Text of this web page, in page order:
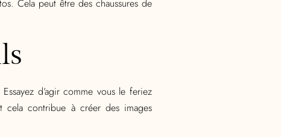
Cela peut être des chaussures de
d’agir comme vous le feriez
cela contribue à créer des images